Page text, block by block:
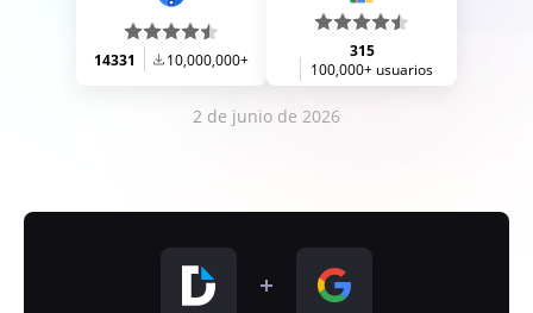
14331 10,000,000+
315
100,000+ usuarios
2 de junio de 2026